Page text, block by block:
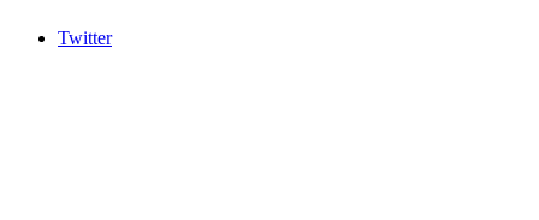
Twitter